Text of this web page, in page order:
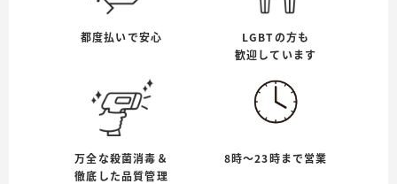
都度払いで安心
LGBTの方も
歓迎しています
万全な殺菌消毒＆
徹底した品質管理
8時〜23時まで営業